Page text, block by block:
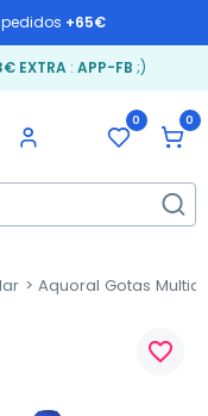
+65€
EXTRA: APP-FB ;)
0 0
Aquoral Gotas
favorite_border